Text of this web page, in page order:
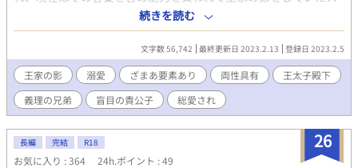
ノウ=ホワイト。男爵令嬢として王太子にハニトラを仕掛け、婚約
者を悪役令嬢に仕向けて王太子への最終試験をしていたのだが、
王太子は見事その試練を乗り越えた。これでお役御免。学園を退
学して通常勤務に戻ろう――――――。 そう思っていたのに、婚
約者と婚約解消した王太子がぐいぐい来ます！ 王太子が身バレさ
せたせいで王家の影としてやっていけなくなり、『男子生徒』と
して学園に通うスノウとそんなスノウを妃にしたくてつきまとう
王太子ジョエルの物語。 ☆本編終了後にいちゃいちゃと別カップ
ル話続きます。 ☆エンディングはお兄ちゃんのおまけ＋２ルート
です。
続きを読む
文字数 56,742 最終更新日 2023.2.13 登録日 2023.2.5
王家の影 溺愛 ざまあ要素あり 両性具有
王太子殿下
義理の兄弟
盲目の貴公子 総愛され
26
長編 完結 R18
お気に入り : 364 24h.ポイント : 49